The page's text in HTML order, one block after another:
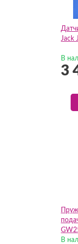
Jack
В
3
В